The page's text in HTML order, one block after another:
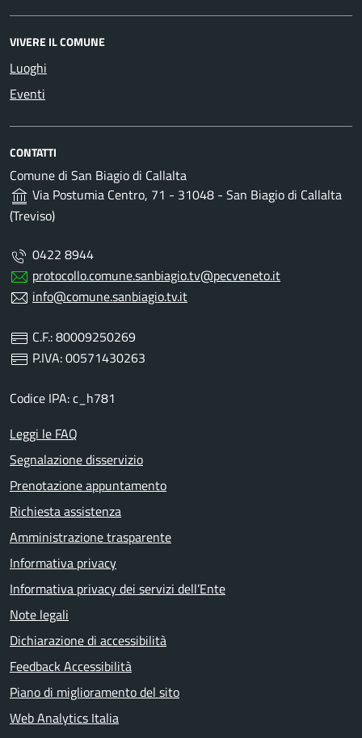
VIVERE IL COMUNE
Luoghi
Eventi
CONTATTI
Comune di San Biagio di Callalta
Via Postumia Centro, 71 - 31048 - San Biagio di Callalta
(Treviso)
0422 8944
protocollo.comune.sanbiagio.tv@pecveneto.it
info@comune.sanbiagio.tv.it
C.F.: 80009250269
P.IVA: 00571430263
Codice IPA: c_h781
Leggi le FAQ
Segnalazione disservizio
Prenotazione appuntamento
Richiesta assistenza
Amministrazione trasparente
Informativa privacy
Informativa privacy dei servizi dell’Ente
Note legali
Dichiarazione di accessibilità
Feedback Accessibilità
Piano di miglioramento del sito
Web Analytics Italia